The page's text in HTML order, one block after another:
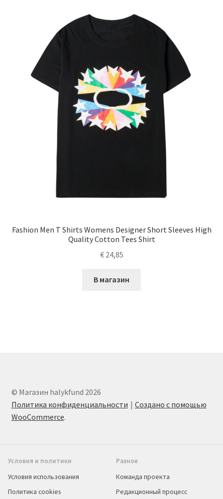
Fashion Men T Shirts Womens Designer Short Sleeves High
Quality Cotton Tees Shirt
€24,85
В магазин
© Магазин halykfund 2026
Политика конфиденциальности
Создано с помощью
WooCommerce.
Условия и политики
Условия использования
Политика cookies
Разное
Команда проекта
Редакционный процесс